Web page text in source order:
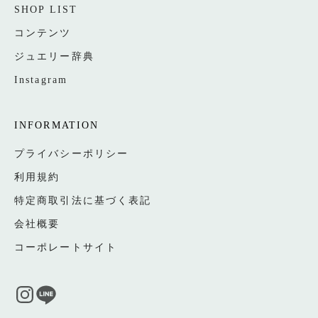
SHOP LIST
コンテンツ
ジュエリー辞典
Instagram
INFORMATION
プライバシーポリシー
利用規約
特定商取引法に基づく表記
会社概要
コーポレートサイト